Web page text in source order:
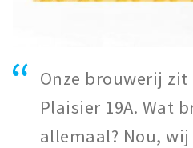
Onze brouwerij zit
Plaisier 19A. Wat
allemaal? Nou,